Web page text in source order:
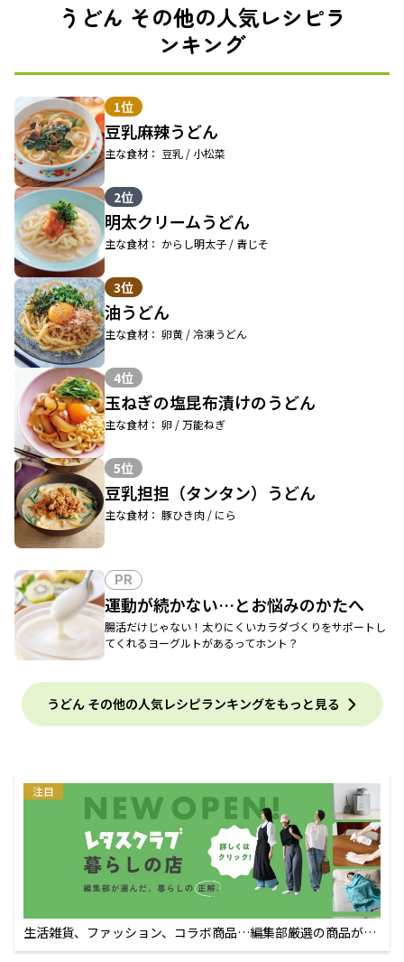
うどん その他の人気レシピラ
ンキング
1位
豆乳麻辣うどん
主な食材： 豆乳 / 小松菜
2位
明太クリームうどん
主な食材： からし明太子 / 青じそ
3位
油うどん
主な食材： 卵黄 / 冷凍うどん
4位
玉ねぎの塩昆布漬けのうどん
主な食材： 卵 / 万能ねぎ
5位
豆乳担担（タンタン）うどん
主な食材： 豚ひき肉 / にら
PR
運動が続かない…とお悩みのかたへ
腸活だけじゃない！太りにくいカラダづくりをサポートし
てくれるヨーグルトがあるってホント？
うどん その他の人気レシピランキングをもっと見る
注目
生活雑貨、ファッション、コラボ商品…編集部厳選の商品が買
えるECサイト